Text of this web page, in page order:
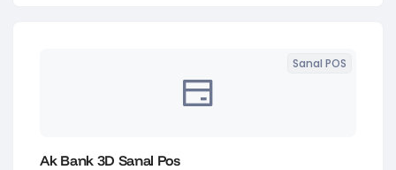
Sanal POS
Ak Bank 3D Sanal Pos